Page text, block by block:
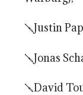
🪛Justin
🪛Jonas
🪛David